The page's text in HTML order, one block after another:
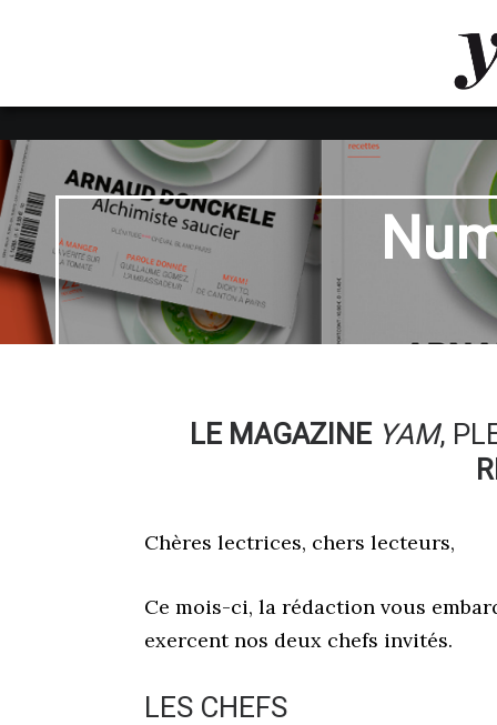
LE MAGAZINE YAM,
Chères lectrices, chers lecteurs,
Ce mois-ci, la rédaction vous
exercent nos deux chefs invités.
LES CHEFS